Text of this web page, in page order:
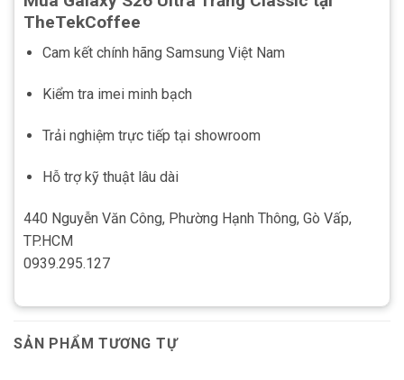
TheTekCoffee
Cam kết chính hãng Samsung Việt Nam
Kiểm tra imei minh bạch
Trải nghiệm trực tiếp tại showroom
Hỗ trợ kỹ thuật lâu dài
440 Nguyễn Văn Công, Phường Hạnh Thông, Gò Vấp,
TP.HCM
0939.295.127
SẢN PHẨM TƯƠNG TỰ